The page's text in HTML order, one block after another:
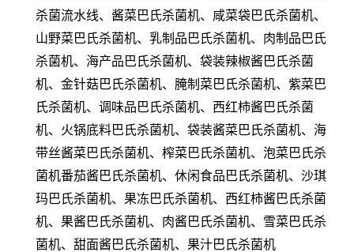
杀菌流水线、酱菜巴氏杀菌机、咸菜袋巴氏杀菌机、
山野菜巴氏杀菌机、乳制品巴氏杀菌机、肉制品巴氏
杀菌机、海产品巴氏杀菌机、袋装辣椒酱巴氏杀菌
机、金针菇巴氏杀菌机、腌制菜巴氏杀菌机、紫菜巴
氏杀菌机、调味品巴氏杀菌机、西红柿酱巴氏杀菌
机、火锅底料巴氏杀菌机、袋装酱菜巴氏杀菌机、海
带丝酱菜巴氏杀菌机、榨菜巴氏杀菌机、泡菜巴氏杀
菌机番茄酱巴氏杀菌机、休闲食品巴氏杀菌机、沙琪
玛巴氏杀菌机、果冻巴氏杀菌机、西红柿酱巴氏杀菌
机、果酱巴氏杀菌机、肉酱巴氏杀菌机、雪菜巴氏杀
菌机、甜面酱巴氏杀菌机、果汁巴氏杀菌机